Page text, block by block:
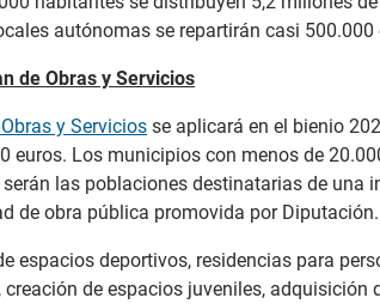
autónomas se repartirán casi 500.000
de Obras y Servicios
y Servicios se aplicará en el bienio
euros. Los municipios con menos de
las poblaciones destinatarias de una
de obra pública promovida por Diputación.
espacios deportivos, residencias para
de espacios juveniles, adquisición